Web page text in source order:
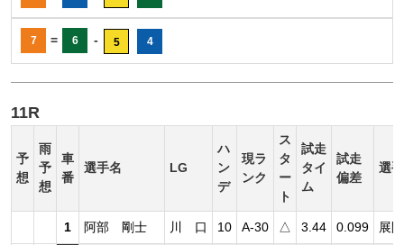
7 = 6 - 5 4
11R
予
想
雨
予
想
車
番
選手名 LG
ハ
ン
デ
現ラ
ンク
ス
タ
ー
ト
試走
タイ
ム
試走
偏差
選
1 阿部 剛士 川 口 10 A-30 △ 3.44 0.099 展